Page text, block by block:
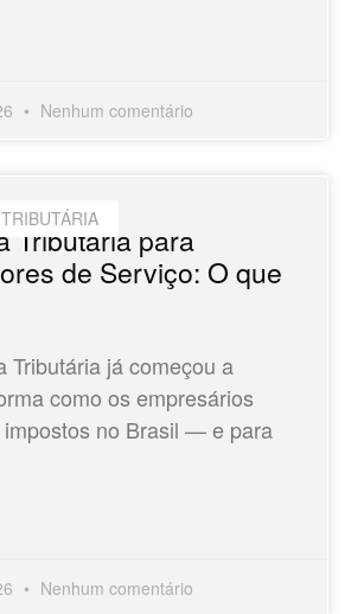
Nenhum comentário
Tributária para
de Serviço: O que
Tributária já começou a
como os empresários
impostos no Brasil — e para
Nenhum comentário